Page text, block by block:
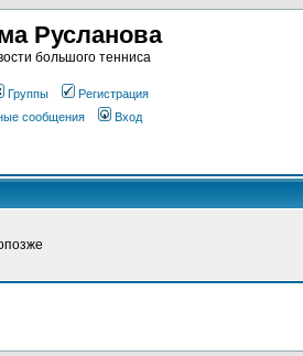
Русланова
большого тенниса
Группы
Регистрация
сообщения Вход